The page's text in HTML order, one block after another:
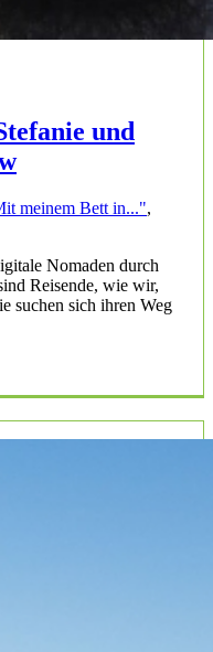
und
meinem Bett in...",
Nomaden durch
Reisende, wie wir,
suchen sich ihren Weg